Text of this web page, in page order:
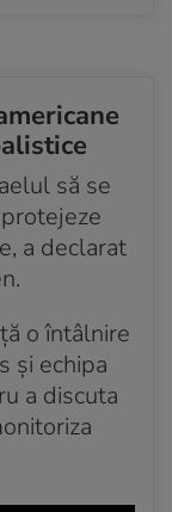
să se
a declarat
o întâlnire
şi echipa
a discuta